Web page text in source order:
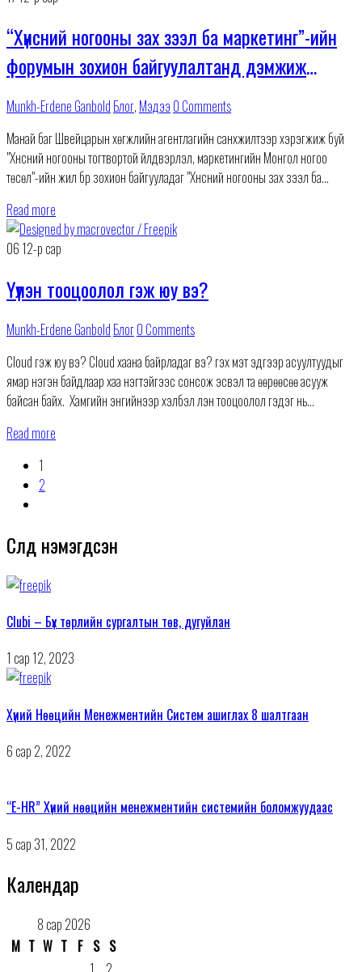
“Хүнсний ногооны зах зээл ба маркетинг”-ийн
форумын зохион байгуулалтанд дэмжиж
оролцлоо
Munkh-Erdene Ganbold Блог, Мэдээ 0 Comments
Манай баг Швейцарын хөгжлийн агентлагийн санхүүжилтээр хэрэгжиж буй
"Хүнсний ногооны тогтвортой үйлдвэрлэл, маркетингийн Монгол ногоо
төсөл"-ийн жил бүр зохион байгууладаг "Хүнсний ногооны зах зээл ба
Read more
06 12-р сар
Үүлэн тооцоолол гэж юу вэ?
Munkh-Erdene Ganbold Блог0 Comments
Cloud гэж юу вэ? Cloud хаана байрладаг вэ? гэх мэт эдгээр асуултуудыг
ямар нэгэн байдлаар хаа нэгтэйгээс сонсож эсвэл та өөрөөсөө асууж
байсан байх. Хамгийн энгийнээр хэлбэл үүлэн тооцоолол гэдэг нь
Read more
1
2
Сүүлд нэмэгдсэн
Clubi – Бүх төрлийн сургалтын төв, дугуйлан
1 сар 12, 2023
Хүний Нөөцийн Менежментийн Систем ашиглах 8 шалтгаан
6 сар 2, 2022
“E-HR” Хүний нөөцийн менежментийн системийн боломжуудаас
5 сар 31, 2022
Календар
8 сар 2026
М Т W Т F S S